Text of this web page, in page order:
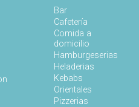
Bar
Cafetería
Comida a
domicilio
Hamburgeserias
Heladerias
Kebabs
Orientales
Pizzerias